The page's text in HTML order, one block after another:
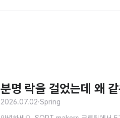
분명 락을 걸었는데 왜
2026.07.02·Spring